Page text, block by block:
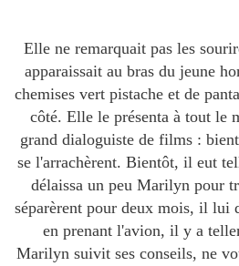
Elle ne remarquait pas les
apparaissait au bras du jeune
chemises vert pistache et de
côté. Elle le présenta à tout le
grand dialoguiste de films :
se l'arrachèrent. Bientôt, il eut
délaissa un peu Marilyn pour
séparèrent pour deux mois, il lui
en prenant l'avion, il y a
Marilyn suivit ses conseils, ne